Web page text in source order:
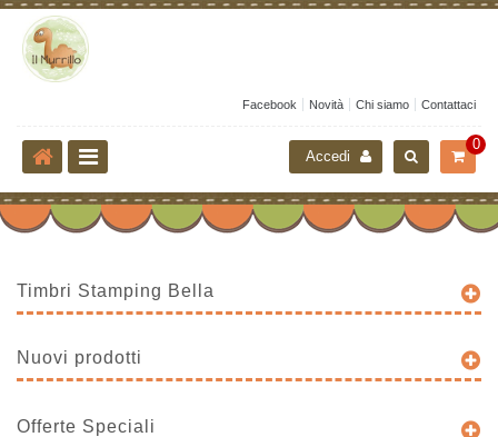
Facebook Novità Chi siamo Contattaci
0
Accedi
Timbri Stamping Bella
Nuovi prodotti
Offerte Speciali